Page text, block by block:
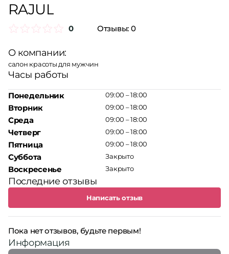
RAJUL
0 Отзывы: 0
О компании:
салон красоты для мужчин
Часы работы
Понедельник
Вторник
Среда
Четверг
Пятница
Суббота
Воскресенье
09:00 – 18:00
09:00 – 18:00
09:00 – 18:00
09:00 – 18:00
09:00 – 18:00
Закрыто
Закрыто
Последние отзывы
Написать отзыв
Пока нет отзывов, будьте первым!
Информация